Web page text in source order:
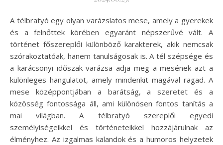
A télbratyó egy olyan varázslatos mese, amely a gyerekek
és a felnőttek körében egyaránt népszerűvé vált. A
történet főszereplői különböző karakterek, akik nemcsak
szórakoztatóak, hanem tanulságosak is. A tél szépsége és
a karácsonyi időszak varázsa adja meg a mesének azt a
különleges hangulatot, amely mindenkit magával ragad. A
mese középpontjában a barátság, a szeretet és a
közösség fontossága áll, ami különösen fontos tanítás a
mai világban. A télbratyó szereplői egyedi
személyiségeikkel és történeteikkel hozzájárulnak az
élményhez. Az izgalmas kalandok és a humoros helyzetek